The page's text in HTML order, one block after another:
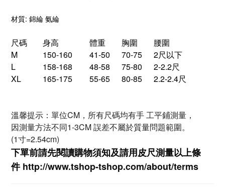
材質: 錦綸 氨綸
尺碼 身高 體重 胸圍
腰圍
M
150-160 41-50 70-75
2尺以下
L
158-168 48-58 75-80
2-2.2尺
XL
165-175 55-65 80-85 2.2-2.4尺
溫馨提示：單位CM，所有尺碼均有手 工平鋪測量，
因測量方法不同1-3CM 誤差不屬於質量問題範圍。
(1寸=2.54cm)
下單前請先閱讀購物須知及請用皮尺測量以上條
件 http://www.tshop-tshop.com/about/terms